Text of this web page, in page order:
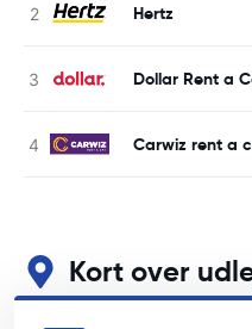
Hertz
Dollar Rent a
Carwiz rent a
Kort over
Se vores vigtigste